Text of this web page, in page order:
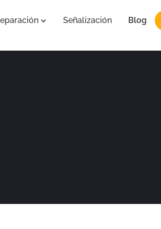
de ResinaAbrir Reparación
Señalización Blog